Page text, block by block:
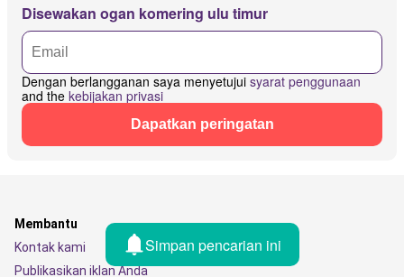
Disewakan ogan komering ulu timur
Dengan berlangganan saya menyetujui syarat penggunaan
and the kebijakan privasi
Dapatkan peringatan
Simpan pencarian ini
Membantu
Kontak kami
Publikasikan iklan Anda